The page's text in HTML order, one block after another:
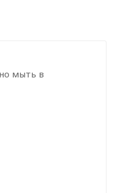
мыть в